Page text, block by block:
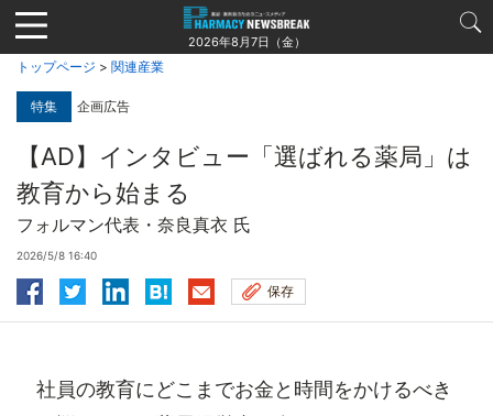
Jump
to
navigation
2026年8月7日（金）
トップページ > 関連産業
特集 企画広告
【AD】インタビュー「選ばれる薬局」は
教育から始まる
フォルマン代表・奈良真衣 氏
2026/5/8 16:40
保存
社員の教育にどこまでお金と時間をかけるべき